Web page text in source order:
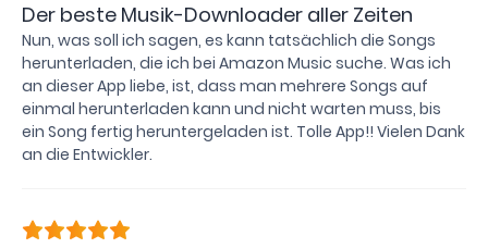
Der beste Musik-Downloader aller Zeiten
Nun, was soll ich sagen, es kann tatsächlich die Songs
herunterladen, die ich bei Amazon Music suche. Was ich
an dieser App liebe, ist, dass man mehrere Songs auf
einmal herunterladen kann und nicht warten muss, bis
ein Song fertig heruntergeladen ist. Tolle App!! Vielen Dank
an die Entwickler.